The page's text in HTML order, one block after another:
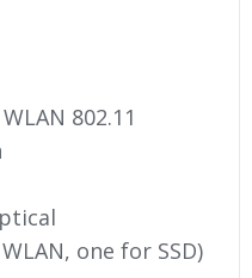
WLAN 802.11
one for SSD)